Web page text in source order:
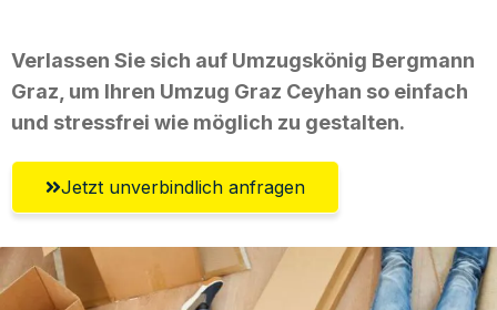
Verlassen Sie sich auf Umzugskönig Bergmann
Graz, um Ihren Umzug Graz Ceyhan so einfach
und stressfrei wie möglich zu gestalten.
Jetzt unverbindlich anfragen